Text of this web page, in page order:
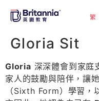
繁
關於我們
最新活動
升學指南
Gloria Sit
Gloria 深深體會到家庭
家人的鼓勵與陪伴，讓
（Sixth Form）學習，